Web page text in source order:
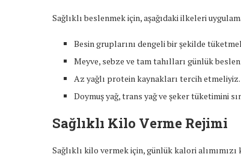
Sağlıklı beslenmek için, aşağıdaki ilkeleri
Besin gruplarını dengeli bir şekilde
Meyve, sebze ve tam tahılları günlük
Az yağlı protein kaynakları tercih etmeliyiz.
Doymuş yağ, trans yağ ve şeker tüketimini
Sağlıklı Kilo Verme Rejimi
Sağlıklı kilo vermek için, günlük kalori